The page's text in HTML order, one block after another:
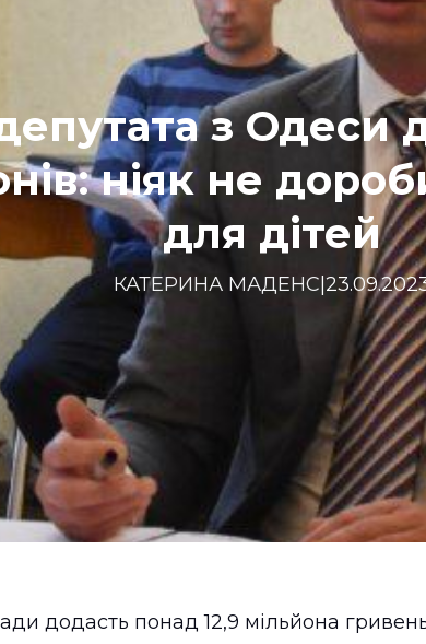
з Одеси
ніяк не
для дітей
КАТЕРИНА МАДЕНС|
додасть понад 12,9 мільйона